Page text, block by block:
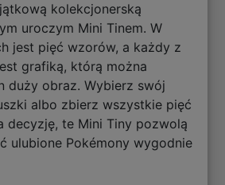
kolekcjonerską
uroczym Mini Tinem. W
jest pięć wzorów, a każdy z
grafiką, którą można
duży obraz. Wybierz swój
albo zbierz wszystkie pięć
decyzję, te Mini Tiny pozwolą
ulubione Pokémony wygodnie